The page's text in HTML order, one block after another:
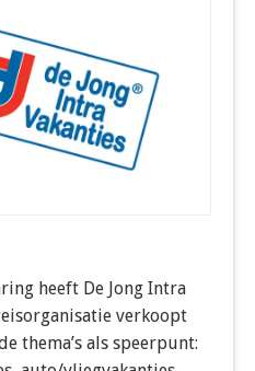
heeft De Jong Intra
verkoopt
thema’s als speerpunt: